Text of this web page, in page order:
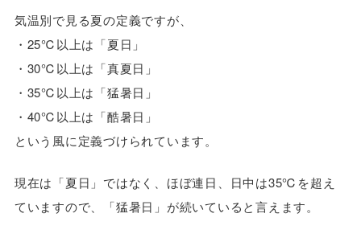
気温別で見る夏の定義ですが、
・25℃以上は「夏日」
・30℃以上は「真夏日」
・35℃以上は「猛暑日」
・40℃以上は「酷暑日」
という風に定義づけられています。
現在は「夏日」ではなく、ほぼ連日、日中は35℃を超え
ていますので、「猛暑日」が続いていると言えます。